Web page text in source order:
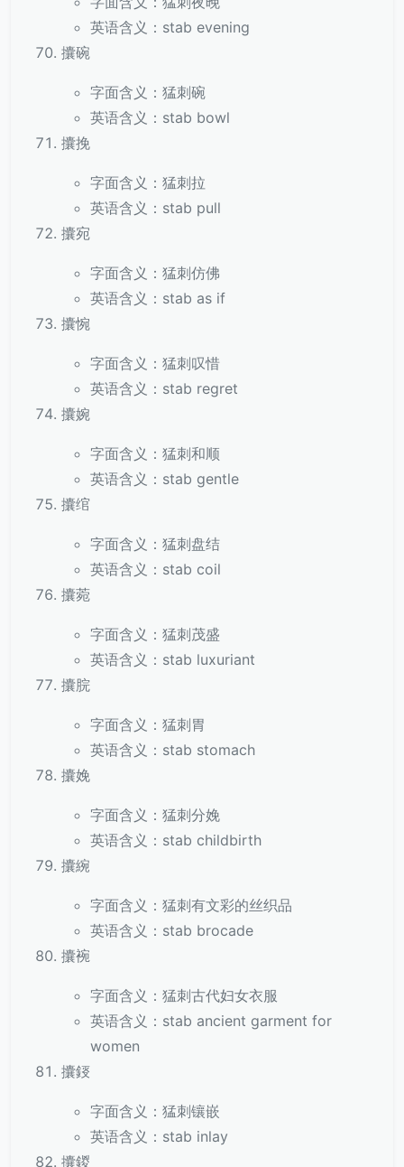
英语含义：stab evening
攮碗
字面含义：猛刺碗
英语含义：stab bowl
攮挽
字面含义：猛刺拉
英语含义：stab pull
攮宛
字面含义：猛刺仿佛
英语含义：stab as if
攮惋
字面含义：猛刺叹惜
英语含义：stab regret
攮婉
字面含义：猛刺和顺
英语含义：stab gentle
攮绾
字面含义：猛刺盘结
英语含义：stab coil
攮菀
字面含义：猛刺茂盛
英语含义：stab luxuriant
攮脘
字面含义：猛刺胃
英语含义：stab stomach
攮娩
字面含义：猛刺分娩
英语含义：stab childbirth
攮綩
字面含义：猛刺有文彩的丝织品
英语含义：stab brocade
攮䘼
字面含义：猛刺古代妇女衣服
英语含义：stab ancient garment for
women
攮鋄
字面含义：猛刺镶嵌
英语含义：stab inlay
攮鍐